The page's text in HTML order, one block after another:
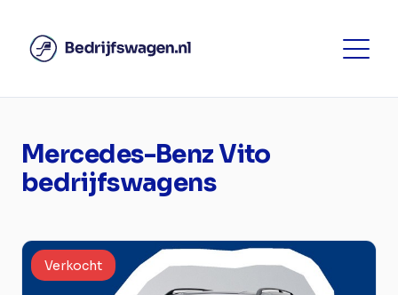
Mercedes-Benz Vito
bedrijfswagens
Verkocht